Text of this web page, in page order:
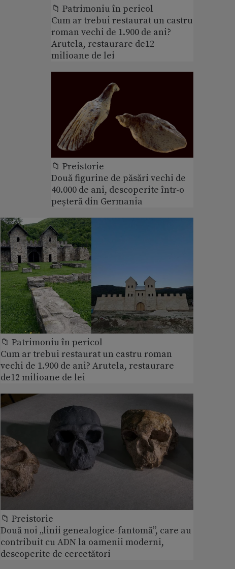
📁 Patrimoniu în pericol
Cum ar trebui restaurat un castru
roman vechi de 1.900 de ani?
Arutela, restaurare de12
milioane de lei
📁 Preistorie
Două figurine de păsări vechi de
40.000 de ani, descoperite într-o
peșteră din Germania
📁 Patrimoniu în pericol
Cum ar trebui restaurat un castru roman
vechi de 1.900 de ani? Arutela, restaurare
de12 milioane de lei
📁 Preistorie
Două noi „linii genealogice-fantomă”, care au
contribuit cu ADN la oamenii moderni,
descoperite de cercetători